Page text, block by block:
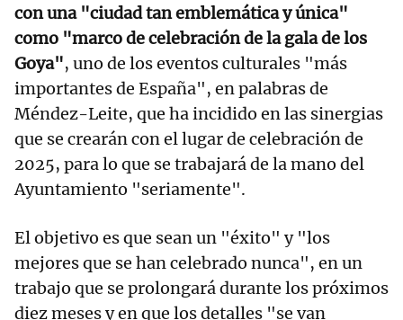
con una "ciudad tan emblemática y única"
como "marco de celebración de la gala de los
Goya", uno de los eventos culturales "más
importantes de España", en palabras de
Méndez-Leite, que ha incidido en las sinergias
que se crearán con el lugar de celebración de
2025, para lo que se trabajará de la mano del
Ayuntamiento "seriamente".
El objetivo es que sean un "éxito" y "los
mejores que se han celebrado nunca", en un
trabajo que se prolongará durante los próximos
diez meses y en que los detalles "se van